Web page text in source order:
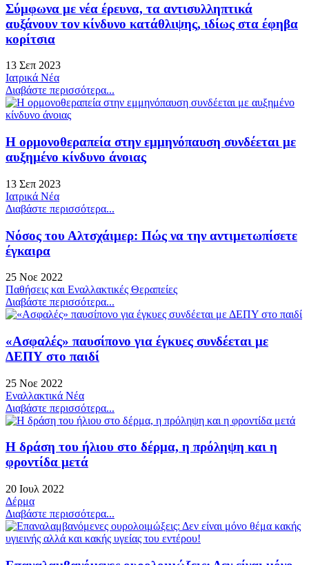
Σύμφωνα με νέα έρευνα, τα αντισυλληπτικά
αυξάνουν τον κίνδυνο κατάθλιψης, ιδίως στα έφηβα
κορίτσια
13 Σεπ 2023
Ιατρικά Νέα
Διαβάστε περισσότερα...
Η ορμονοθεραπεία στην εμμηνόπαυση συνδέεται με
αυξημένο κίνδυνο άνοιας
13 Σεπ 2023
Ιατρικά Νέα
Διαβάστε περισσότερα...
Nόσος του Αλτσχάιμερ: Πώς να την αντιμετωπίσετε
έγκαιρα
25 Νοε 2022
Παθήσεις και Εναλλακτικές Θεραπείες
Διαβάστε περισσότερα...
«Ασφαλές» παυσίπονο για έγκυες συνδέεται με
ΔΕΠΥ στο παιδί
25 Νοε 2022
Εναλλακτικά Νέα
Διαβάστε περισσότερα...
Η δράση του ήλιου στο δέρμα, η πρόληψη και η
φροντίδα μετά
20 Ιουλ 2022
Δέρμα
Διαβάστε περισσότερα...